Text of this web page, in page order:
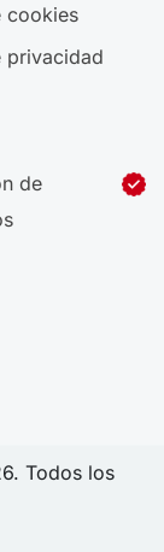
cookies
privacidad
de
Todos los